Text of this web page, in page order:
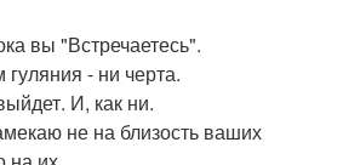
вы "Встречаетесь".
- ни черта.
И, как ни.
не на близость ваших